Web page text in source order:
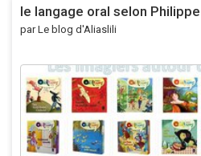
le langage oral selon
par Le blog d'Aliaslili